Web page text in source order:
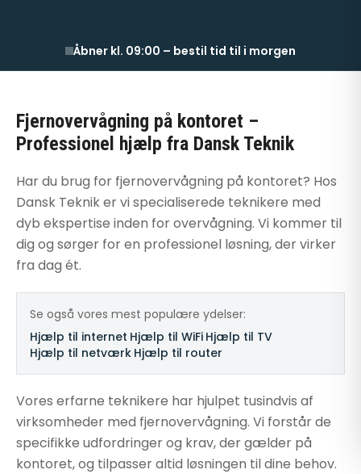
Åbner kl. 09:00 – bestil tid til i morgen
Fjernovervågning på kontoret –
Professionel hjælp fra Dansk Teknik
Har du brug for fjernovervågning på kontoret? Hos
Dansk Teknik er vi specialiserede teknikere med
dyb ekspertise inden for overvågning. Vi kommer til
dig og sørger for en professionel løsning, der virker
fra dag ét.
Se også vores mest populære ydelser:
Hjælp til internet Hjælp til WiFi Hjælp til TV
Hjælp til netværk Hjælp til router
Vores erfarne teknikere har hjulpet tusindvis af
virksomheder med fjernovervågning. Vi forstår de
specifikke udfordringer og krav, der gælder på
kontoret, og tilpasser altid løsningen til dine behov.